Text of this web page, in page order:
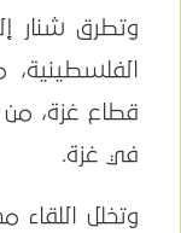
وتطرق شنار
الفلسطينية،
قطاع غزة، من
في غزة.
وتخلل اللقاء